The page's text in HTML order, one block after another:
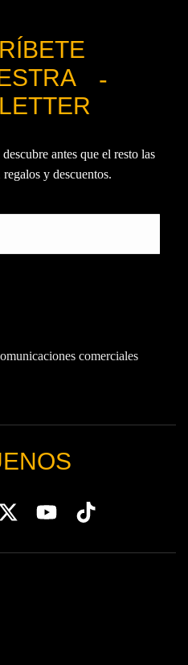
antes que el resto las
y descuentos.
comerciales